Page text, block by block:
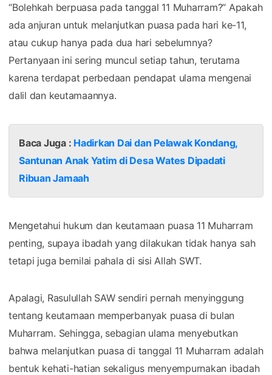
“Bolehkah berpuasa pada tanggal 11 Muharram?” Apakah
ada anjuran untuk melanjutkan puasa pada hari ke-11,
atau cukup hanya pada dua hari sebelumnya?
Pertanyaan ini sering muncul setiap tahun, terutama
karena terdapat perbedaan pendapat ulama mengenai
dalil dan keutamaannya.
Baca Juga : Hadirkan Dai dan Pelawak Kondang,
Santunan Anak Yatim di Desa Wates Dipadati
Ribuan Jamaah
Mengetahui hukum dan keutamaan puasa 11 Muharram
penting, supaya ibadah yang dilakukan tidak hanya sah
tetapi juga bernilai pahala di sisi Allah SWT.
Apalagi, Rasulullah SAW sendiri pernah menyinggung
tentang keutamaan memperbanyak puasa di bulan
Muharram. Sehingga, sebagian ulama menyebutkan
bahwa melanjutkan puasa di tanggal 11 Muharram adalah
bentuk kehati-hatian sekaligus menyempurnakan ibadah